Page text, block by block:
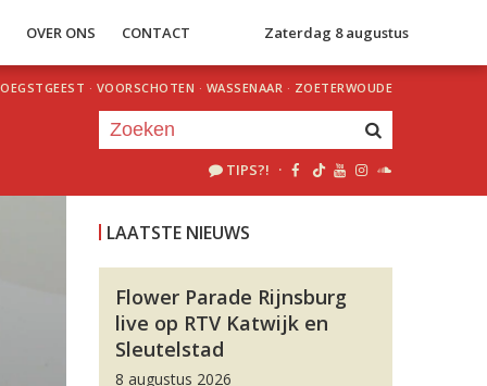
OVER ONS CONTACT Zaterdag 8 augustus
OEGSTGEEST · VOORSCHOTEN · WASSENAAR · ZOETERWOUDE
TIPS?! ·
LAATSTE NIEUWS
Flower Parade Rijnsburg
live op RTV Katwijk en
Sleutelstad
8 augustus 2026